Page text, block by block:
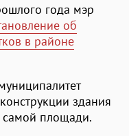
года мэр
об
в районе
здания
самой площади.